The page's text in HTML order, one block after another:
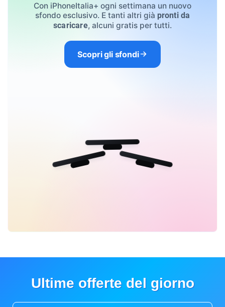
Con iPhoneItalia+ ogni settimana un nuovo
sfondo esclusivo. E tanti altri già pronti da
scaricare, alcuni gratis per tutti.
Scopri gli sfondi
Ultime offerte del giorno